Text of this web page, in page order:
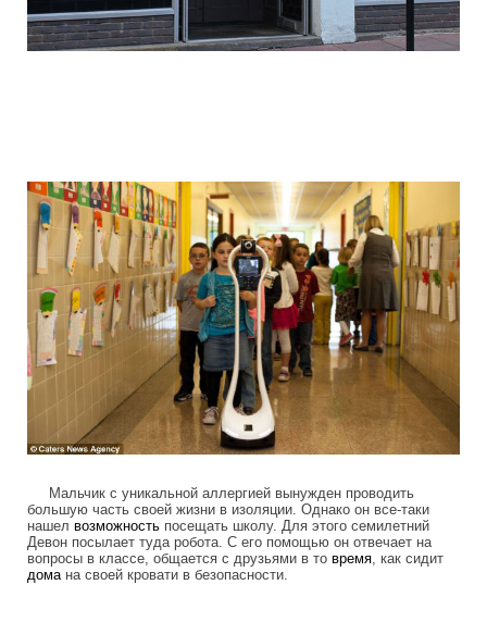
Мальчик с уникальной аллергией вынужден проводить
большую часть своей жизни в изоляции. Однако он все-таки
нашел возможность посещать школу. Для этого семилетний
Девон посылает туда робота. С его помощью он отвечает на
вопросы в классе, общается с друзьями в то время , как сидит
дома на своей кровати в безопасности.